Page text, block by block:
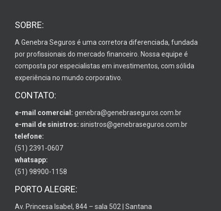
SOBRE:
A Genebra Seguros é uma corretora diferenciada, fundada
por profissionais do mercado financeiro. Nossa equipe é
composta por especialistas em investimentos, com sólida
experiência no mundo corporativo.
CONTATO:
e-mail comercial: genebra@genebraseguros.com.br
e-mail de sinistros: sinistros@genebraseguros.com.br
telefone:
(51) 2391-0607
whatsapp:
(51) 98900-1158
PORTO ALEGRE:
Av. Princesa Isabel, 844 – sala 502 | Santana